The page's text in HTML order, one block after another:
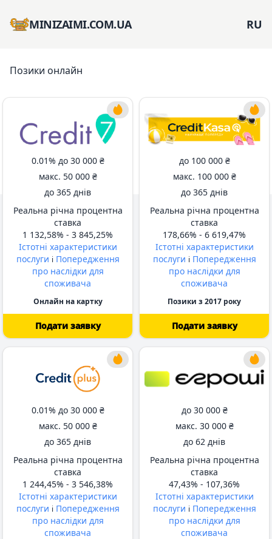
MINIZAIMI.COM.UA RU
Позики онлайн
0.01% до 30 000 ₴
макс. 50 000 ₴
від 62 днів
до 365 днів
Реальна річна процентна
ставка
1 132,58% - 3 845,25%
Істотні характеристики
послуги i Попередження
про наслідки для
споживача
Онлайн на картку
Подати заявку
до 100 000 ₴
макс. 100 000 ₴
від 62 днів
до 365 днів
Реальна річна процентна
ставка
178,66% - 6 619,47%
Істотні характеристики
послуги i Попередження
про наслідки для
споживача
Позики з 2017 року
Подати заявку
0.01% до 30 000 ₴
макс. 50 000 ₴
до 365 днів
Реальна річна процентна
ставка
1 244,45% - 3 546,38%
Істотні характеристики
послуги i Попередження
про наслідки для
споживача
до 30 000 ₴
макс. 30 000 ₴
до 62 днів
Реальна річна процентна
ставка
47,43% - 107,36%
Істотні характеристики
послуги i Попередження
про наслідки для
споживача